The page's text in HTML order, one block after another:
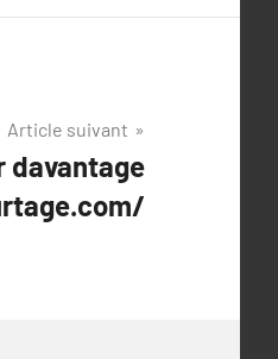
Article suivant
davantage